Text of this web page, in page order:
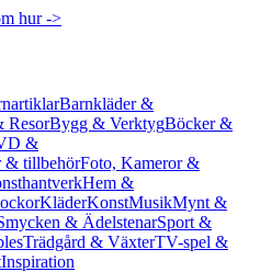
hur ->
Barnkläder &
ResorBygg & VerktygBöcker &
&
& tillbehörFoto, Kameror &
Hem &
KläderKonstMusikMynt &
& ÄdelstenarSport &
Trädgård & VäxterTV-spel &
Inspiration